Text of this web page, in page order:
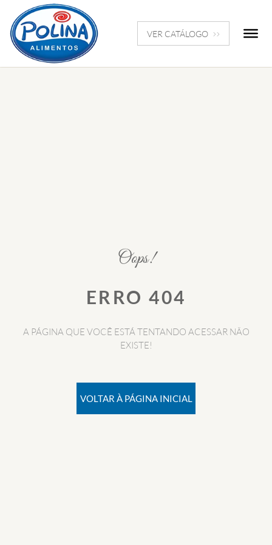
VER CATÁLOGO
Oops!
ERRO 404
A PÁGINA QUE VOCÊ ESTÁ TENTANDO ACESSAR NÃO
EXISTE!
VOLTAR À PÁGINA INICIAL